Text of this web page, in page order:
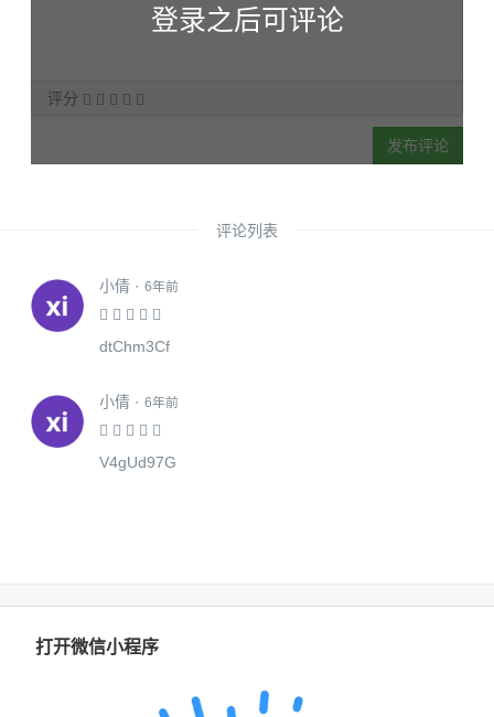
评分
发布评论
登录之后可评论
评论列表
小倩 · 6年前
dtChm3Cf
小倩 · 6年前
V4gUd97G
打开微信小程序